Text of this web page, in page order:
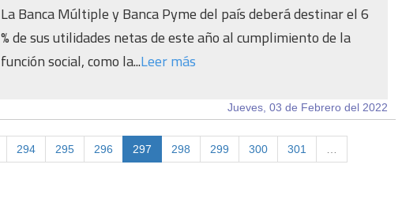
La Banca Múltiple y Banca Pyme del país deberá destinar el 6
% de sus utilidades netas de este año al cumplimiento de la
función social, como la...Leer más
Jueves, 03 de Febrero del 2022
294 295 296 297 298 299 300 301